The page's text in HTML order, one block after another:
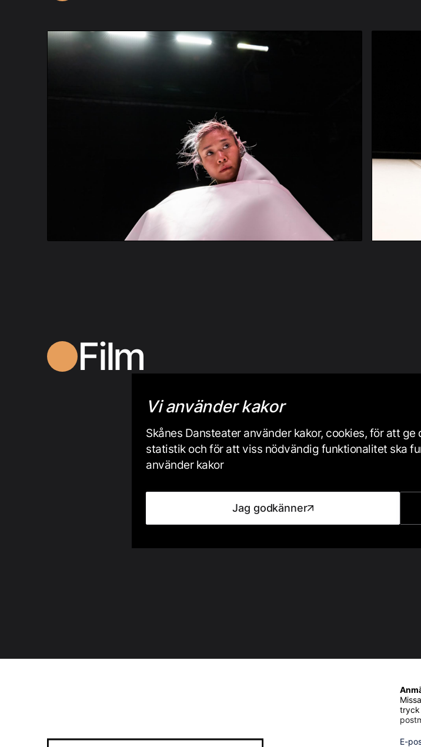
Film
tryck
E-
Vi använder kakor
Skånes Dansteater använder kakor, cookies, för att
statistik och för att viss nödvändig funktionalitet ska
använder kakor
Jag godkänner